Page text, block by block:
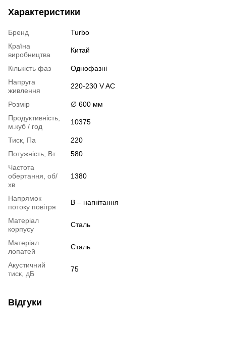
Характеристики
Бренд
Turbo
Країна
виробництва
Китай
Кількість фаз
Однофазні
Напруга
живлення
220-230 V AC
Розмір
∅ 600 мм
Продуктивність,
м.куб / год
10375
Тиск, Па
220
Потужність, Вт
580
Частота
обертання, об/
хв
1380
Напрямок
потоку повітря
B – нагнітання
Матеріал
корпусу
Сталь
Матеріал
лопатей
Сталь
Акустичний
тиск, дБ
75
Відгуки